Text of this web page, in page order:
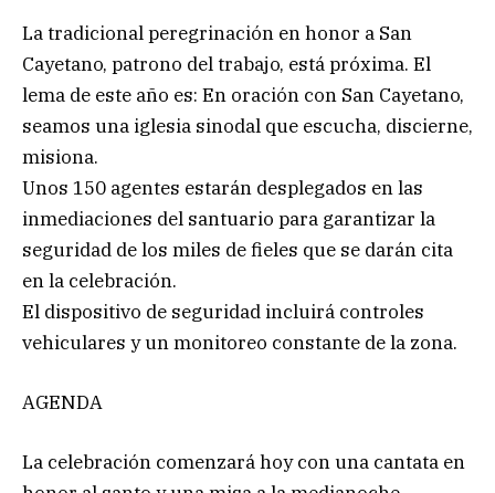
La tradicional peregrinación en honor a San
Cayetano, patrono del trabajo, está próxima. El
lema de este año es: En oración con San Cayetano,
seamos una iglesia sinodal que escucha, discierne,
misiona.
Unos 150 agentes estarán desplegados en las
inmediaciones del santuario para garantizar la
seguridad de los miles de fieles que se darán cita
en la celebración.
El dispositivo de seguridad incluirá controles
vehiculares y un monitoreo constante de la zona.
AGENDA
La celebración comenzará hoy con una cantata en